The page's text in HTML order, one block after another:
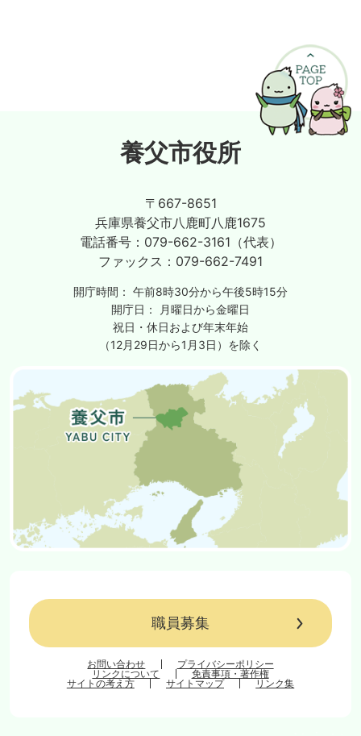
養父市役所
〒667-8651
兵庫県養父市八鹿町八鹿1675
電話番号： 079-662-3161（代表）
ファックス： 079-662-7491
開庁時間： 午前8時30分から午後5時15分
開庁日：
月曜日から金曜日
祝日・休日および年末年始
（12月29日から1月3日）を除く
職員募集
お問い合わせ
プライバシーポリシー
リンクについて
免責事項・著作権
サイトの考え方
サイトマップ リンク集